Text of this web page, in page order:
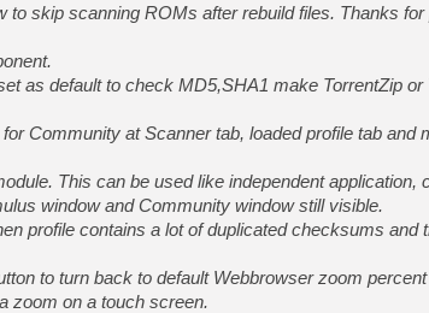
to skip scanning ROMs after rebuild files. Thanks for
as default to check MD5,SHA1 make TorrentZip or
Community at Scanner tab, loaded profile tab and
This can be used like independent application,
window and Community window still visible.
profile contains a lot of duplicated checksums and
to turn back to default Webbrowser zoom
zoom on a touch screen.